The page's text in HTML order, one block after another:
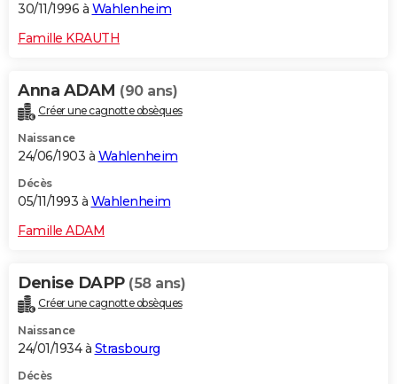
30/11/1996 à Wahlenheim
Famille KRAUTH
Anna ADAM (90 ans)
Créer une cagnotte obsèques
Naissance
24/06/1903 à Wahlenheim
Décès
05/11/1993 à Wahlenheim
Famille ADAM
Denise DAPP (58 ans)
Créer une cagnotte obsèques
Naissance
24/01/1934 à Strasbourg
Décès